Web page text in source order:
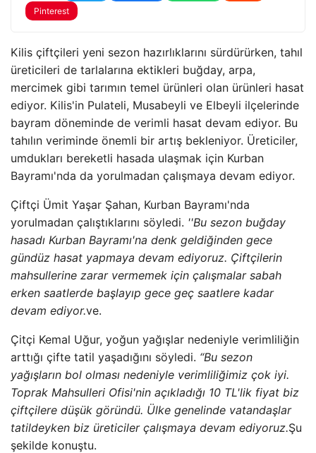
Pinterest
Kilis çiftçileri yeni sezon hazırlıklarını sürdürürken, tahıl
üreticileri de tarlalarına ektikleri buğday, arpa,
mercimek gibi tarımın temel ürünleri olan ürünleri hasat
ediyor. Kilis'in Pulateli, Musabeyli ve Elbeyli ilçelerinde
bayram döneminde de verimli hasat devam ediyor. Bu
tahılın veriminde önemli bir artış bekleniyor. Üreticiler,
umdukları bereketli hasada ulaşmak için Kurban
Bayramı'nda da yorulmadan çalışmaya devam ediyor.
Çiftçi Ümit Yaşar Şahan, Kurban Bayramı'nda
yorulmadan çalıştıklarını söyledi. ''Bu sezon buğday
hasadı Kurban Bayramı'na denk geldiğinden gece
gündüz hasat yapmaya devam ediyoruz. Çiftçilerin
mahsullerine zarar vermemek için çalışmalar sabah
erken saatlerde başlayıp gece geç saatlere kadar
devam ediyor.ve.
Çitçi Kemal Uğur, yoğun yağışlar nedeniyle verimliliğin
arttığı çifte tatil yaşadığını söyledi. “Bu sezon
yağışların bol olması nedeniyle verimliliğimiz çok iyi.
Toprak Mahsulleri Ofisi'nin açıkladığı 10 TL'lik fiyat biz
çiftçilere düşük göründü. Ülke genelinde vatandaşlar
tatildeyken biz üreticiler çalışmaya devam ediyoruz.Şu
şekilde konuştu.